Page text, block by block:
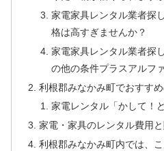
家電家具レンタル業者探
格は高すぎませんか？
家電家具レンタル業者探
の他の条件プラスアルフ
利根郡みなかみ町でおすす
家電レンタル「かして！
家電・家具のレンタル費用
利根郡みなかみ町内では、